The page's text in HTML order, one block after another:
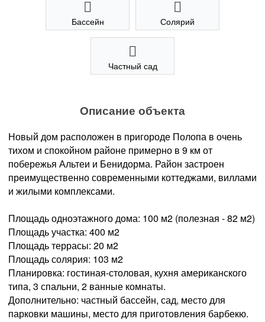
Бассейн Солярий
Частный сад
Описание объекта
Новый дом расположен в пригороде Полопа в очень
тихом и спокойном районе примерно в 9 км от
побережья Альтеи и Бенидорма. Район застроен
преимущественно современными коттеджами, виллами
и жилыми комплексами.
Площадь одноэтажного дома: 100 м2 (полезная - 82 м2)
Площадь участка: 400 м2
Площадь террасы: 20 м2
Площадь солярия: 103 м2
Планировка: гостиная-столовая, кухня американского
типа, 3 спальни, 2 ванные комнаты.
Дополнительно: частный бассейн, сад, место для
парковки машины, место для приготовления барбекю.